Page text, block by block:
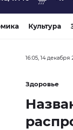
Культура
16:05, 14 декабря
Здоровье